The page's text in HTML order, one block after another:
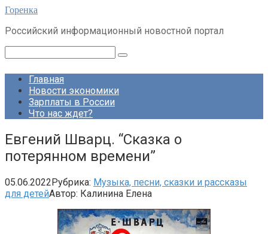
Перейти
контенту
Горенка
Российский информационный новостной портал
Главная
Новости экономики
Зарплаты в России
Что нас ждет?
Евгений Шварц. “Сказка о
потерянном времени”
05.06.2022Рубрика: Музыка, песни, сказки и рассказы
для детейАвтор: Калинина Елена